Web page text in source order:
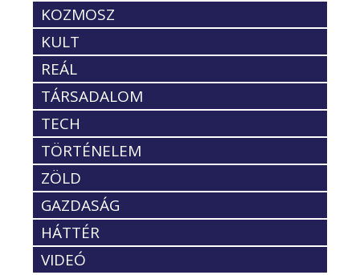
KOZMOSZ
KULT
REÁL
TÁRSADALOM
TECH
TÖRTÉNELEM
ZÖLD
GAZDASÁG
HÁTTÉR
VIDEÓ